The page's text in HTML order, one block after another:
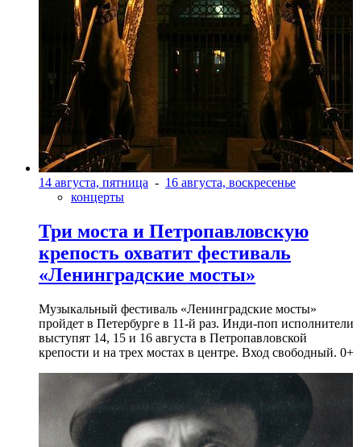
14 августа, пятница - 16 августа, воскресенье
концерты
Три моста и Петропавловскую
крепость охватит фестиваль
«Ленинградские мосты»
Музыкальный фестиваль «Ленинградские мосты»
пройдет в Петербурге в 11-й раз. Инди-поп исполнители
выступят 14, 15 и 16 августа в Петропавловской
крепости и на трех мостах в центре. Вход свободный. 0+